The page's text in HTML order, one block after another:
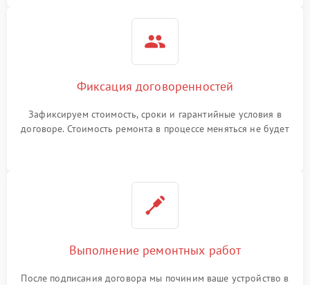
Фиксация договоренностей
Зафиксируем стоимость, сроки и гарантийные условия в
договоре. Стоимость ремонта в процессе меняться не будет
Выполнение ремонтных работ
После подписания договора мы починим ваше устройство в